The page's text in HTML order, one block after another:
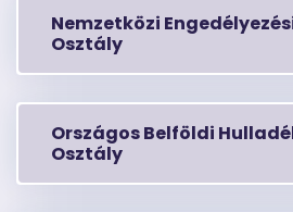
Nemzetközi
Osztály
Országos Belföldi
Osztály